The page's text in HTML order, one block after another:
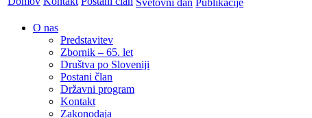
Svetovni dan Publikacije
O nas
Predstavitev
Zbornik – 65. let
Društva po Sloveniji
Postani član
Državni program
Kontakt
Zakonodaja